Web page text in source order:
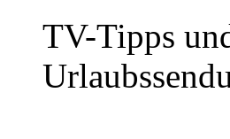
TV-Tipps